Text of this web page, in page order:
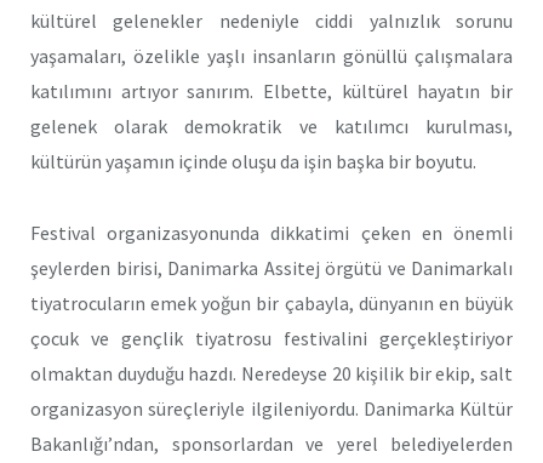
kültürel gelenekler nedeniyle ciddi yalnızlık sorunu
yaşamaları, özelikle yaşlı insanların gönüllü çalışmalara
katılımını artıyor sanırım. Elbette, kültürel hayatın bir
gelenek olarak demokratik ve katılımcı kurulması,
kültürün yaşamın içinde oluşu da işin başka bir boyutu.
Festival organizasyonunda dikkatimi çeken en önemli
şeylerden birisi, Danimarka Assitej örgütü ve Danimarkalı
tiyatrocuların emek yoğun bir çabayla, dünyanın en büyük
çocuk ve gençlik tiyatrosu festivalini gerçekleştiriyor
olmaktan duyduğu hazdı. Neredeyse 20 kişilik bir ekip, salt
organizasyon süreçleriyle ilgileniyordu. Danimarka Kültür
Bakanlığı’ndan, sponsorlardan ve yerel belediyelerden